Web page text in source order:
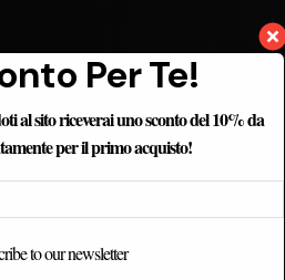
Per Te!
al sito riceverai uno sconto del 10% da
per il primo acquisto!
to our newsletter